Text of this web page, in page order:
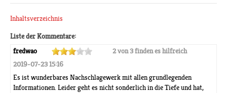
Inhaltsverzeichnis
Liste der Kommentare:
fredwao
2 von 3 finden es hilfreich
2019-07-23 15:16
Es ist wunderbares Nachschlagewerk mit allen grundlegenden
Informationen. Leider geht es nicht sonderlich in die Tiefe und hat,